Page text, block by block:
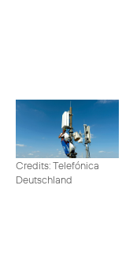
Credits: Telefónica
Deutschland